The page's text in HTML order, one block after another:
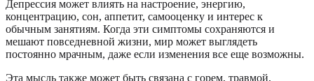
Депрессия может влиять на настроение, энергию,
концентрацию, сон, аппетит, самооценку и интерес к
обычным занятиям. Когда эти симптомы сохраняются и
мешают повседневной жизни, мир может выглядеть
постоянно мрачным, даже если изменения все еще возможны.
Эта мысль также может быть связана с горем, травмой,